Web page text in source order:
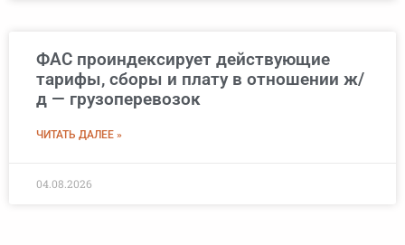
ФАС проиндексирует действующие
тарифы, сборы и плату в отношении ж/
д — грузоперевозок
ЧИТАТЬ ДАЛЕЕ »
04.08.2026